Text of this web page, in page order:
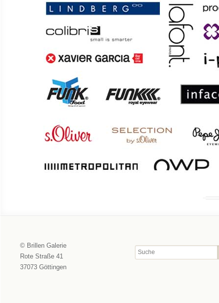
© Brillen Galerie
Rote Straße 41
37073 Göttingen